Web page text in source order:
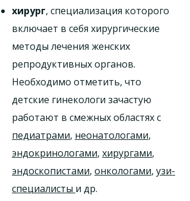
хирург, специализация которого
включает в себя хирургические
методы лечения женских
репродуктивных органов.
Необходимо отметить, что
детские гинекологи зачастую
работают в смежных областях с
педиатрами, неонатологами,
эндокринологами, хирургами,
эндоскопистами, онкологами, узи-
специалисты и др.